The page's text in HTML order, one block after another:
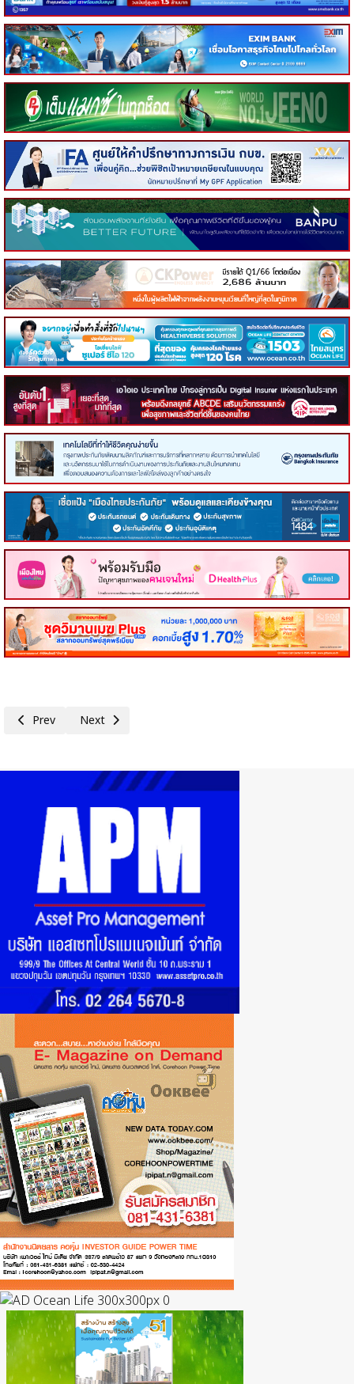
Previous article: NAM สยายปีก! ตั้งบริษัทย่อย Sterion Italia S.r.l. ในอิตาลี
Prev Next article: INSET ส่งซิก Q2/69 โตติดปีก อุตสาหกรรม
Next